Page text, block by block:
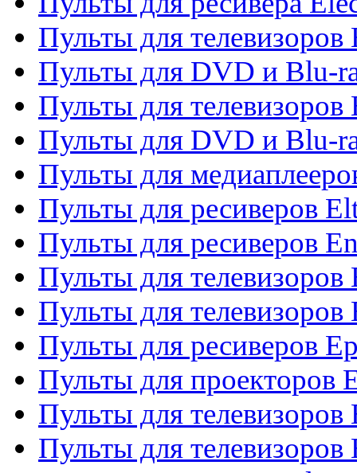
Пульты для телевизоров
Пульты для DVD и Blu-
Пульты для телевизоров
Пульты для DVD и Blu-
Пульты для
Пульты для ресиверов
Пульты для ресиверов
Пульты для телевизоров
Пульты для телевизоров
Пульты для ресиверов
Пульты для проекторов
Пульты для телевизоров
Пульты для телевизоров